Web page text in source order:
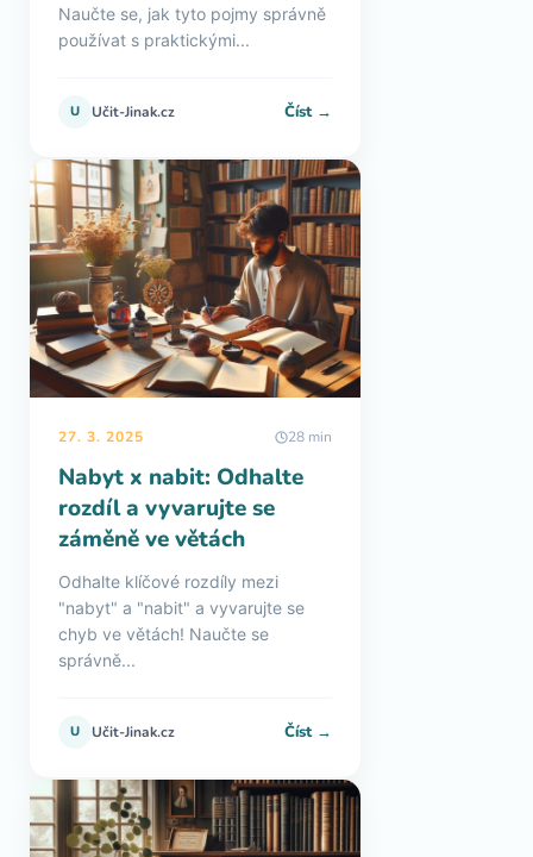
Naučte se, jak tyto pojmy správně
používat s praktickými...
U Učit-Jinak.cz Číst →
27. 3. 2025 28 min
Nabyt x nabit: Odhalte
rozdíl a vyvarujte se
záměně ve větách
Odhalte klíčové rozdíly mezi
"nabyt" a "nabit" a vyvarujte se
chyb ve větách! Naučte se
správně...
U Učit-Jinak.cz Číst →